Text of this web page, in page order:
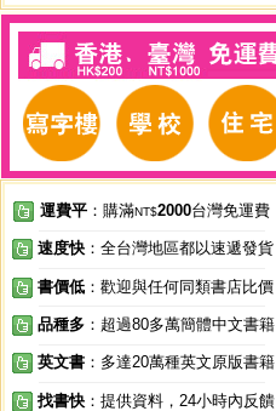
運費平 ：購滿NT$2000台灣免運費
速度快 ：全台灣地區都以速遞發貨
書價低 ：歡迎與任何同類書店比價
品種多 ：超過80多萬簡體中文書籍
英文書 ：多達20萬種英文原版書籍
找書快 ：提供資料，24小時內反饋